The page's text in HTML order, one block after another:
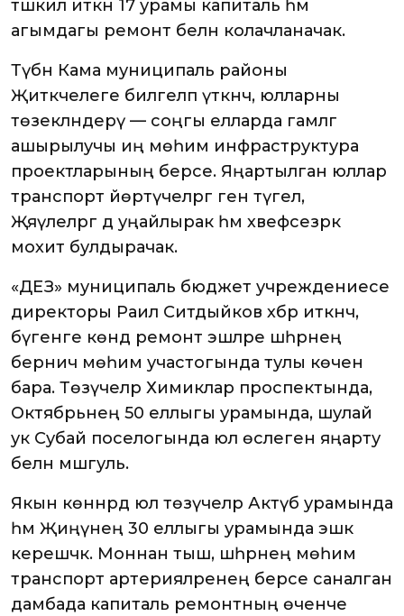
тәшкил иткән 17 урамы капиталь һәм
агымдагы ремонт белән колачланачак.
Түбән Кама муниципаль районы
Җитәкчелеге билгеләп үткәнчә, юлларны
төзекләндерү — соңгы елларда гамәлгә
ашырылучы иң мөһим инфраструктура
проектларының берсе. Яңартылган юллар
транспорт йөртүчеләргә генә түгел,
Җәяүлеләргә дә уңайлырак һәм хәвефсезрәк
мохит булдырачак.
«ДЕЗ» муниципаль бюджет учреждениесе
директоры Раил Ситдыйков хәбәр иткәнчә,
бүгенге көндә ремонт эшләре шәһәрнең
берничә мөһим участогында тулы көченә
бара. Төзүчеләр Химиклар проспектында,
Октябрьнең 50 еллыгы урамында, шулай
ук Субай поселогында юл өслеген яңарту
белән мәшгуль.
Якын көннәрдә юл төзүчеләр Актүбә урамында
һәм Җиңүнең 30 еллыгы урамында эшкә
керешәчәк. Моннан тыш, шәһәрнең мөһим
транспорт артерияләренең берсе саналган
дамбада капиталь ремонтның өченче